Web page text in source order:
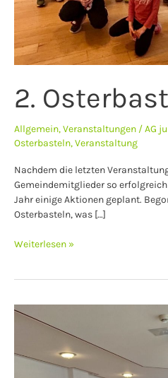
2.
Allgemein,Veranstaltungen /AG
Osterbasteln,Veranstaltung
Nachdem die letzten
Gemeindemitglieder so
Jahr einige Aktionen geplant.
Osterbasteln, was […]
Weiterlesen »
1.
Drachenbasteln